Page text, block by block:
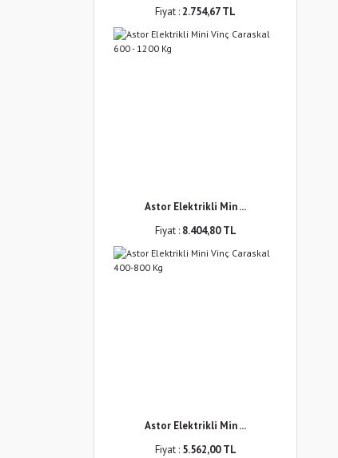
Fiyat : 2.754,67 TL
Astor Elektrikli Min ...
Fiyat : 8.404,80 TL
Astor Elektrikli Min ...
Fiyat : 5.562,00 TL